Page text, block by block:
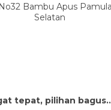
Bambu Apus
Selatan
tepat, pilihan